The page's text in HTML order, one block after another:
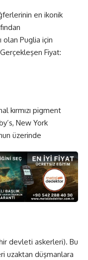
en ikonik
olan Puglia için
Fiyat:
kırmızı pigment
New York
üzerinde
devleti askerleri). Bu
uzaktan düşmanlara